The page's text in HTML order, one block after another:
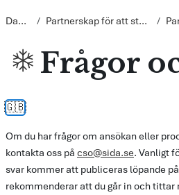
Dashboard Partnerskap för att stärka civila samhället 2026
Frågor
🇬🇧
Om du har frågor om ansökan eller
kontakta oss på cso@sida.se. Vanligt
svar kommer att publiceras löpande
rekommenderar att du går in och tittar